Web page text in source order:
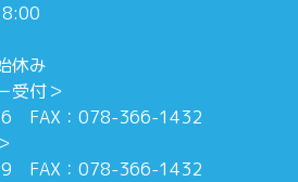
休み
受付＞
FAX：078-366-1432
FAX：078-366-1432